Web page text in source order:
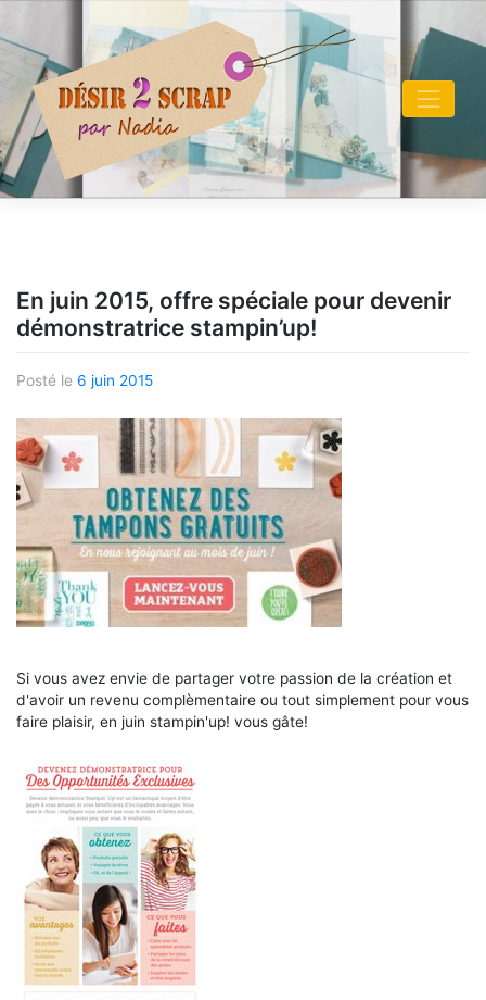
content
En juin 2015, offre spéciale pour devenir
démonstratrice stampin’up!
Posté le 6 juin 2015
Si vous avez envie de partager votre passion de la création et
d'avoir un revenu complèmentaire ou tout simplement pour vous
faire plaisir, en juin stampin'up! vous gâte!